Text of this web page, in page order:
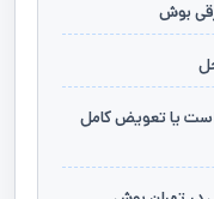
بوش
يا تعويض کامل